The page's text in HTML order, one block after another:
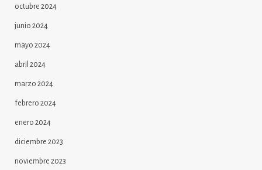
octubre 2024
junio 2024
mayo 2024
abril 2024
marzo 2024
febrero 2024
enero 2024
diciembre 2023
noviembre 2023